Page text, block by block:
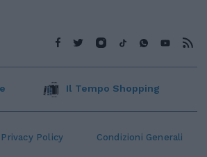
Privacy Policy Condizioni Generali
Il Tempo Shopping